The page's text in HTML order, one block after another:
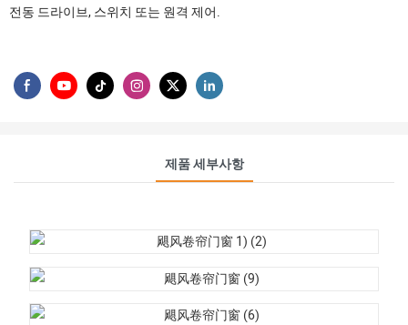
전동 드라이브, 스위치 또는 원격 제어.
제품 세부사항